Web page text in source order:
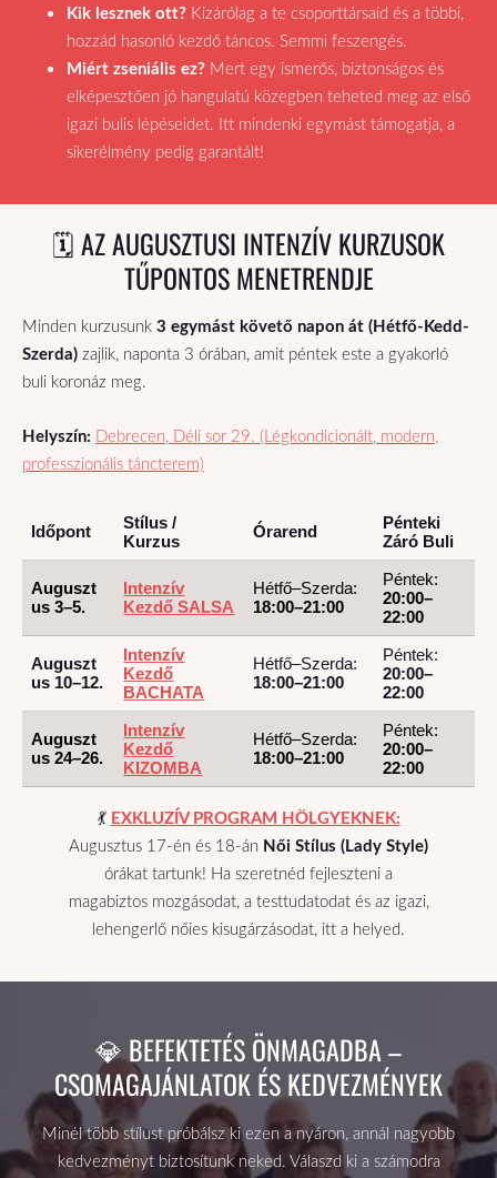
Kik lesznek ott? Kizárólag a te csoporttársaid és a többi,
hozzád hasonló kezdő táncos. Semmi feszengés.
Miért zseniális ez? Mert egy ismerős, biztonságos és
elképesztően jó hangulatú közegben teheted meg az első
igazi bulis lépéseidet. Itt mindenki egymást támogatja, a
sikerélmény pedig garantált!
🗓️ AZ AUGUSZTUSI INTENZÍV KURZUSOK
TŰPONTOS MENETRENDJE
Minden kurzusunk 3 egymást követő napon át (Hétfő-Kedd-
Szerda) zajlik, naponta 3 órában, amit péntek este a gyakorló
buli koronáz meg.
Helyszín: Debrecen, Déli sor 29. (Légkondicionált, modern,
professzionális táncterem)
Időpont
Stílus /
Kurzus
Órarend
Pénteki
Záró Buli
Auguszt
us 3–5.
Intenzív
Kezdő SALSA
Hétfő–Szerda:
18:00–21:00
Péntek:
20:00–
22:00
Auguszt
us 10–12.
Intenzív
Kezdő
BACHATA
Hétfő–Szerda:
18:00–21:00
Péntek:
20:00–
22:00
Auguszt
us 24–26.
Intenzív
Kezdő
KIZOMBA
Hétfő–Szerda:
18:00–21:00
Péntek:
20:00–
22:00
💃 EXKLUZÍV PROGRAM HÖLGYEKNEK:
Augusztus 17-én és 18-án Női Stílus (Lady Style)
órákat tartunk! Ha szeretnéd fejleszteni a
magabiztos mozgásodat, a testtudatodat és az igazi,
lehengerlő nőies kisugárzásodat, itt a helyed.
💎 BEFEKTETÉS ÖNMAGADBA –
CSOMAGAJÁNLATOK ÉS KEDVEZMÉNYEK
Minél több stílust próbálsz ki ezen a nyáron, annál nagyobb
kedvezményt biztosítunk neked. Válaszd ki a számodra